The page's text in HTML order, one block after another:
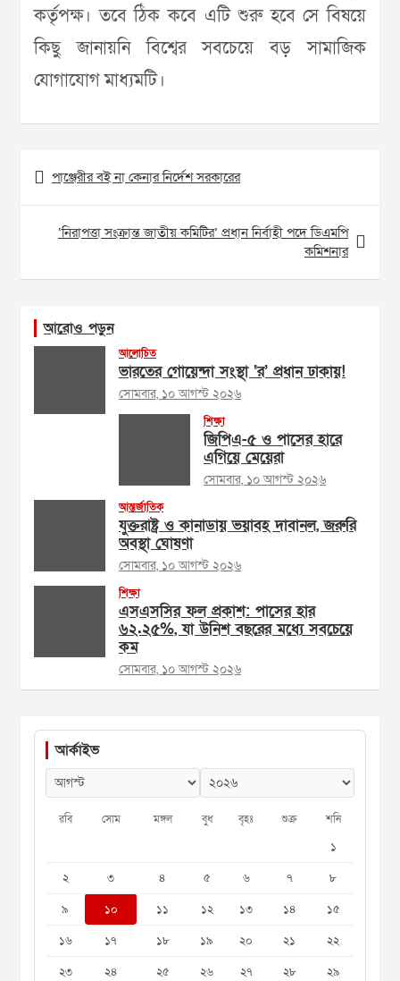
কর্তৃপক্ষ। তবে ঠিক কবে এটি শুরু হবে সে বিষয়ে
কিছু জানায়নি বিশ্বের সবচেয়ে বড় সামাজিক
যোগাযোগ মাধ্যমটি।
Post
navigation
পাঞ্জেরীর বই না কেনার নির্দেশ সরকারের
‘নিরাপত্তা সংক্রান্ত জাতীয় কমিটির’ প্রধান নির্বাহী পদে ডিএমপি
কমিশনার
আরোও পড়ুন
আলোচিত
ভারতের গোয়েন্দা সংস্থা ‘র’ প্রধান ঢাকায়!
সোমবার, ১০ আগস্ট ২০২৬
শিক্ষা
জিপিএ-৫ ও পাসের হারে
এগিয়ে মেয়েরা
সোমবার, ১০ আগস্ট ২০২৬
আন্তর্জাতিক
যুক্তরাষ্ট্র ও কানাডায় ভয়াবহ দাবানল, জরুরি
অবস্থা ঘোষণা
সোমবার, ১০ আগস্ট ২০২৬
শিক্ষা
এসএসসির ফল প্রকাশ: পাসের হার
৬২.২৫%, যা উনিশ বছরের মধ্যে সবচেয়ে
কম
সোমবার, ১০ আগস্ট ২০২৬
আর্কাইভ
রবি সোম মঙ্গল বুধ বৃহঃ শুক্র শনি
১
২
৩ ৪ ৫ ৬ ৭
৮
৯
১০ ১১ ১২ ১৩ ১৪
১৫
১৬
১৭ ১৮ ১৯ ২০ ২১
২২
২৩
২৪ ২৫ ২৬ ২৭ ২৮ ২৯